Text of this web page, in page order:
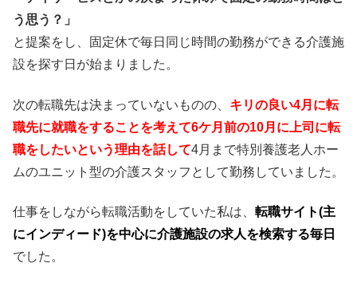
う思う？」
と提案をし、固定休で毎日同じ時間の勤務ができる介護施
設を探す日が始まりました。
次の転職先は決まっていないものの、 キリの良い4月に転
職先に就職をすることを考えて6ケ月前の10月に上司に転
職をしたいという理由を話して4月まで特別養護老人ホー
ムのユニット型の介護スタッフとして勤務していました。
仕事をしながら転職活動をしていた私は、 転職サイト(主
にインディード)を中心に介護施設の求人を検索する毎日
でした。